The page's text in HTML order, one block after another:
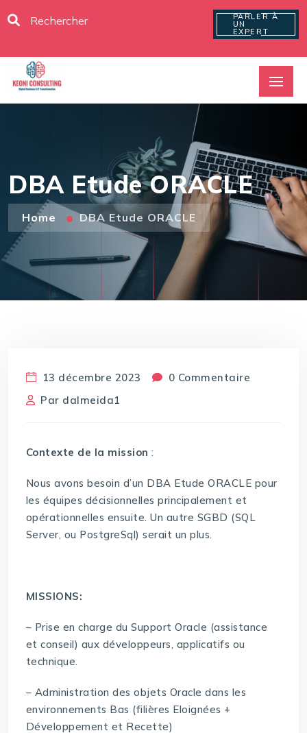
PARLER À
UN
EXPERT
DBA Etude ORACLE
Home DBA Etude ORACLE
13 décembre 2023
0 Commentaire
Par dalmeida1
Contexte de la mission :
Nous avons besoin d’un DBA Etude ORACLE pour
les équipes décisionnelles principalement et
opérationnelles ensuite. Un autre SGBD (SQL
Server, ou PostgreSql) serait un plus.
MISSIONS:
– Prise en charge du Support Oracle (assistance
et conseil) aux développeurs, applicatifs ou
technique.
– Administration des objets Oracle dans les
environnements Bas (filières Eloignées +
Développement et Recette)